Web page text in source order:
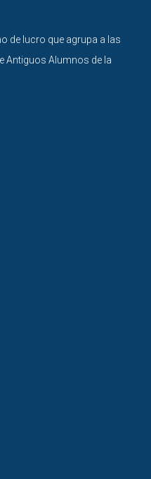
de lucro que agrupa a las
Antiguos Alumnos de la